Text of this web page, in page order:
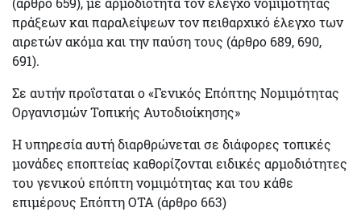
πράξεων και παραλείψεων τον πειθαρχικό έλεγχο των
αιρετών ακόμα και την παύση τους (άρθρο 689, 690,
691).
Σε αυτήν προΐσταται ο «Γενικός Επόπτης Νομιμότητας
Οργανισμών Τοπικής Αυτοδιοίκησης»
Η υπηρεσία αυτή διαρθρώνεται σε διάφορες τοπικές
μονάδες εποπτείας καθορίζονται ειδικές αρμοδιότητες
του γενικού επόπτη νομιμότητας και του κάθε
επιμέρους ΕπόπτηΟΤΑ (άρθρο 663)